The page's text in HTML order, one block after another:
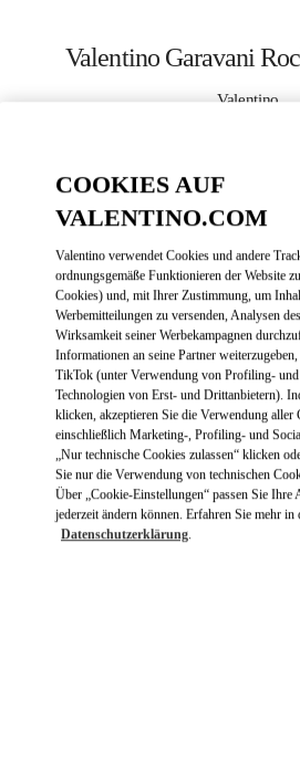
Valentino Garavani
Valentino
Seoul Shinsegae
JETZT ANRUFEN
Link
COOKIES AUF
VALENTINO.COM
Valentino verwendet Cookies und andere
ordnungsgemäße Funktionieren der Website
Cookies) und, mit Ihrer Zustimmung, um
Werbemitteilungen zu versenden, Analysen
Wirksamkeit seiner Werbekampagnen
Informationen an seine Partner
TikTok (unter Verwendung von Profiling-
Technologien von Erst- und Drittanbietern).
klicken, akzeptieren Sie die Verwendung aller
einschließlich Marketing-, Profiling- und
„Nur technische Cookies zulassen“ klicken
Sie nur die Verwendung von technischen
Über „Cookie-Einstellungen“ passen Sie Ihre
jederzeit ändern können. Erfahren Sie mehr in
Datenschutzerklärung.